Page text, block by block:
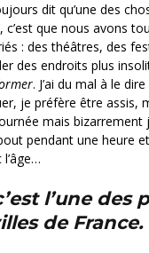
dit qu’une des
c’est que nous avons
: des théâtres, des
des endroits plus
. J’ai du mal à le
je préfère être assis,
mais bizarrement
pendant une heure
l’une des
de France.